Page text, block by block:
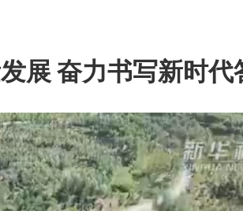
展 奋力书写新时代